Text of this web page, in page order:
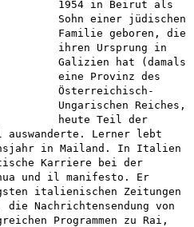
1954 in Beirut als
Sohn einer jüdischen
Familie geboren, die
ihren Ursprung in
Galizien hat (damals
eine Provinz des
Österreichisch-
Ungarischen Reiches,
heute Teil der
auswanderte. Lerner lebt
in Mailand. In Italien
Karriere bei der
und il manifesto. Er
italienischen Zeitungen
die Nachrichtensendung von
Programmen zu Rai,